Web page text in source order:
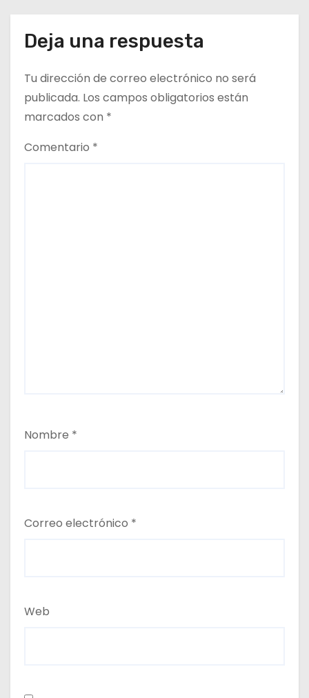
r
d
a
s
Deja una respuesta
Tu dirección de correo electrónico no será
publicada. Los campos obligatorios están
marcados con *
Comentario *
Nombre *
Correo electrónico *
Web